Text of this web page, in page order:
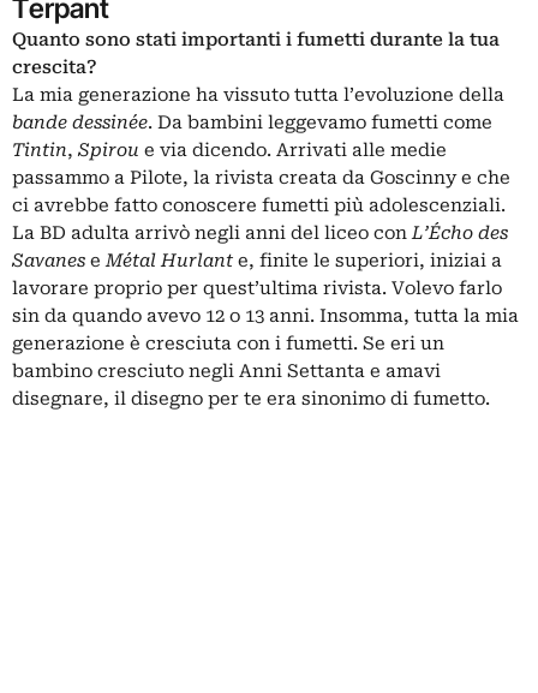
Terpant
Quanto sono stati importanti i fumetti durante la tua
crescita?
La mia generazione ha vissuto tutta l’evoluzione della
bande dessinée. Da bambini leggevamo fumetti come
Tintin, Spirou e via dicendo. Arrivati alle medie
passammo a Pilote, la rivista creata da Goscinny e che
ci avrebbe fatto conoscere fumetti più adolescenziali.
La BD adulta arrivò negli anni del liceo conL’Écho des
Savanes eMétal Hurlant e, finite le superiori, iniziai a
lavorare proprio per quest’ultima rivista. Volevo farlo
sin da quando avevo 12 o 13 anni. Insomma, tutta la mia
generazione è cresciuta con i fumetti. Se eri un
bambino cresciuto negli Anni Settanta e amavi
disegnare, il disegno per te era sinonimo di fumetto.